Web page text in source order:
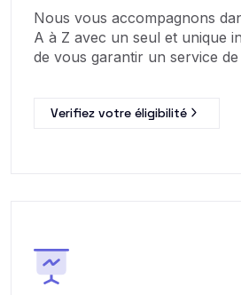
Nous vous accompagnons
A à Z avec un seul et unique
de vous garantir un service de
Verifiez votre éligibilité